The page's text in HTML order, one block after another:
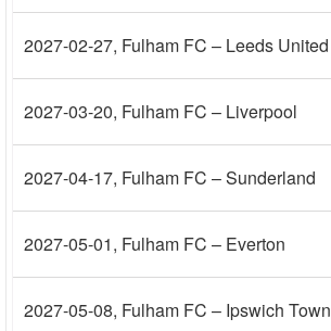
2027-02-27, Fulham FC – Leeds United
2027-03-20, Fulham FC – Liverpool
2027-04-17, Fulham FC – Sunderland
2027-05-01, Fulham FC – Everton
2027-05-08, Fulham FC – Ipswich Town